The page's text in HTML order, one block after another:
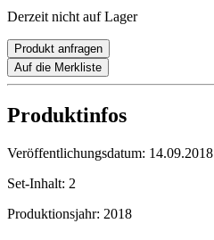
Derzeit nicht auf Lager
Produkt anfragen
Auf die Merkliste
Produktinfos
Veröffentlichungsdatum: 14.09.2018
Set-Inhalt: 2
Produktionsjahr: 2018